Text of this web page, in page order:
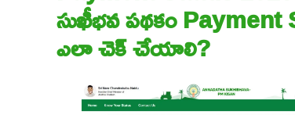
సుఖీభవ పథకం
ఎలా చెక్ చేయాలి?